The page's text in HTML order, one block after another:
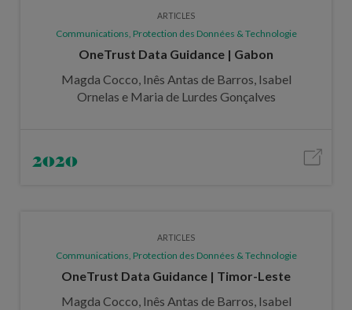
ARTICLES
Communications, Protection des Données & Technologie
OneTrust Data Guidance | Gabon
Magda Cocco, Inês Antas de Barros, Isabel
Ornelas e Maria de Lurdes Gonçalves
2020
ARTICLES
Communications, Protection des Données & Technologie
OneTrust Data Guidance | Timor-Leste
Magda Cocco, Inês Antas de Barros, Isabel